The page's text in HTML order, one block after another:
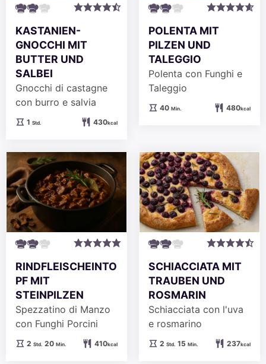
KASTANIEN-
GNOCCHI MIT
BUTTER UND
SALBEI
Gnocchi di castagne
con burro e salvia
1Stunde
Std. 430kcal
POLENTA MIT
PILZEN UND
TALEGGIO
Polenta con Funghi e
Taleggio
40Minuten
Min. 480kcal
RINDFLEISCHEINTO
PF MIT
STEINPILZEN
Spezzatino di Manzo
con Funghi Porcini
2Stunden
Std. 20Minuten
Min. 410kcal
SCHIACCIATA MIT
TRAUBEN UND
ROSMARIN
Schiacciata con l'uva
e rosmarino
2Stunden
Std. 15Minuten
Min. 237kcal